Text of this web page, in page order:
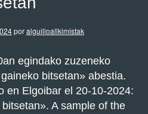
poralguilloallkimistak
egindako zuzeneko
bitsetan» abestia.
en Elgoibar el 20-10-2024:
A sample of the